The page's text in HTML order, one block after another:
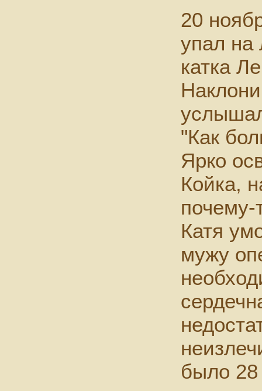
20
упал на
катка
"Как
Ярко
Койка,
почему-
Катя
мужу
было 28